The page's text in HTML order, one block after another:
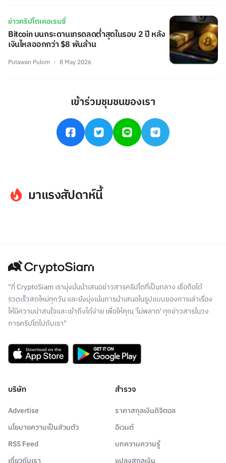
ข่าวคริปโตเคอเรนซี่
Bitcoin บนกระดานเทรดลดต่ำสุดในรอบ 2 ปี หลัง
เงินไหลออกกว่า $8 พันล้าน
Putawan Pulom 8 May 2026
เข้าร่วมชุมชนของเรา
มาแรงสัปดาห์นี้
"ที่ CryptoSiam เรามุ่งมั่นนำเสนอข่าวสารคริปโตที่เป็นกลาง เชื่อถือได้
รวดเร็วสดใหม่ทุกวัน และยังมุ่งเน้นการนำเสนอในรูปแบบของการเล่าเรื่อง
ให้มีความน่าสนใจและเข้าถึงได้ง่าย เพื่อให้คุณ 'ไม่พลาด' ทุกข่าวสารในวง
การคริปโตไปกับเรา"
บริษัท
Advertise
นโยบายความเป็นส่วนตัว
RSS Feed
เกี่ยวกับเรา
สำรวจ
ราคาสกุลเงินดิจิตอล
อีเวนต์
บทความความรู้
แปลงสกุลเงิน